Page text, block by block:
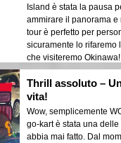
Island è stata la pausa
ammirare il panorama e
tour è perfetto per
sicuramente lo rifaremo
che visiteremo Okinawa!
Thrill assoluto –
vita!
Wow, semplicemente
go-kart è stata una
abbia mai fatto. Dal